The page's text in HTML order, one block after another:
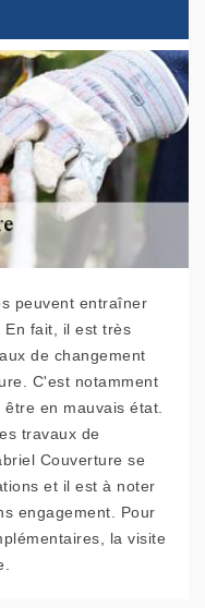
peuvent entraîner
En fait, il est très
de changement
C'est notamment
en mauvais état.
travaux de
Couverture se
et il est à noter
engagement. Pour
la visite